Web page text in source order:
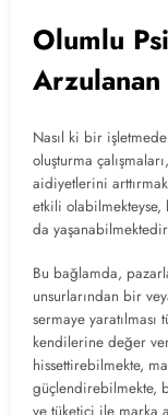
Olumlu
Arzulanan
Nasıl ki bir
oluşturma
aidiyetlerini
etkili olabilmekteyse,
da
Bu bağlamda,
unsurlarından bir
sermaye yaratılması
kendilerine değer
hissettirebilmekte,
güçlendirebilmekte,